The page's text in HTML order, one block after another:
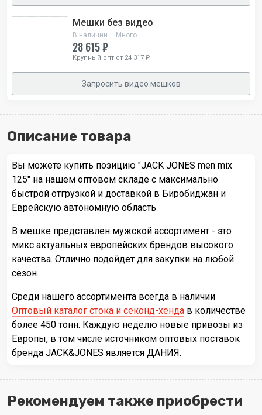
Мешки без видео
В наличии – Много
28 615 ₽
Крупный опт от 24 317 ₽
Запросить видео мешков
Описание товара
Вы можете купить позицию "JACK JONES men mix
125" на нашем оптовом складе с максимально
быстрой отгрузкой и доставкой в Биробиджан и
Еврейскую автономную область
В мешке представлен мужской ассортимент - это
микс актуальных европейских брендов высокого
качества. Отлично подойдет для закупки на любой
сезон.
Среди нашего ассортимента всегда в наличии
Оптовый каталог стока и секонд-хенда в количестве
более 450 тонн. Каждую неделю новые привозы из
Европы, в том числе источником оптовых поставок
бренда JACK&JONES является ДАНИЯ.
Рекомендуем также приобрести